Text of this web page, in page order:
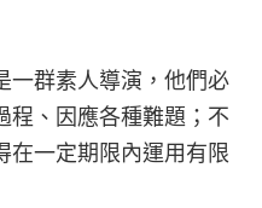
一群素人導演，他們必
程、因應各種難題；不
在一定期限內運用有限